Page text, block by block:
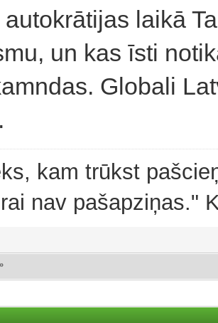
laikā
un kas īsti
Globali
kam trūkst
nav pašapziņas."